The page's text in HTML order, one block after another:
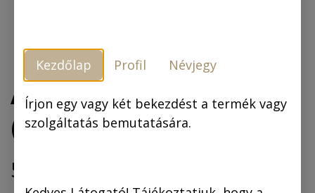
A láthatatlan légió
(színes képregény)
5.941,50
Kezdőlap Profil Névjegy
Írjon egy vagy két bekezdést a termék vagy
szolgáltatás bemutatására.